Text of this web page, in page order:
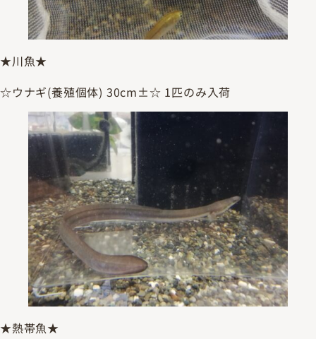
★川魚★
☆ウナギ(養殖個体) 30cm±☆ 1匹のみ入荷
★熱帯魚★